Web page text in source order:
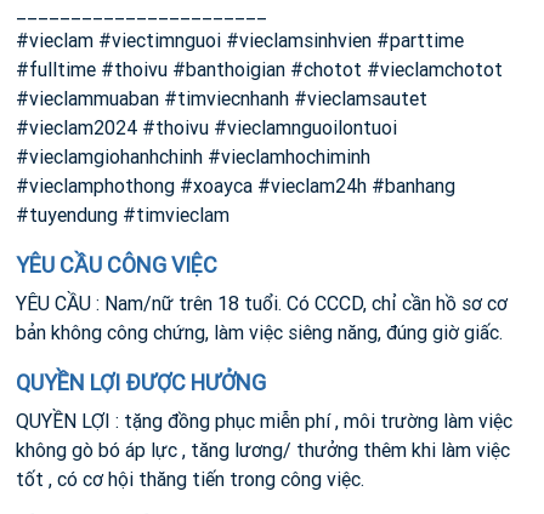
#vieclam #viectimnguoi #vieclamsinhvien #parttime
#fulltime #thoivu #banthoigian #chotot #vieclamchotot
#vieclammuaban #timviecnhanh #vieclamsautet
#vieclam2024 #thoivu #vieclamnguoilontuoi
#vieclamgiohanhchinh #vieclamhochiminh
#vieclamphothong #xoayca #vieclam24h #banhang
#tuyendung #timvieclam
YÊU CẦU CÔNG VIỆC
YÊU CẦU : Nam/nữ trên 18 tuổi. Có CCCD, chỉ cần hồ sơ cơ
bản không công chứng, làm việc siêng năng, đúng giờ giấc.
QUYỀN LỢI ĐƯỢC HƯỞNG
QUYỀN LỢI : tặng đồng phục miễn phí , môi trường làm việc
không gò bó áp lực , tăng lương/ thưởng thêm khi làm việc
tốt , có cơ hội thăng tiến trong công việc.